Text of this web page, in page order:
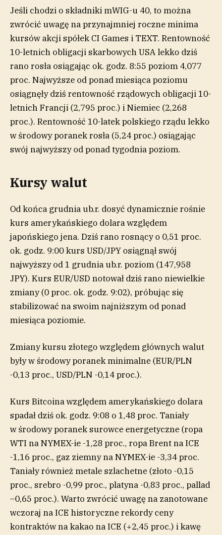
Jeśli chodzi o składniki mWIG-u 40, to można
zwrócić uwagę na przynajmniej roczne minima
kursów akcji spółek CI Games i TEXT. Rentowność
10-letnich obligacji skarbowych USA lekko dziś
rano rosła osiągając ok. godz. 8:55 poziom 4,077
proc. Najwyższe od ponad miesiąca poziomu
osiągnęły dziś rentowność rządowych obligacji 10-
letnich Francji (2,795 proc.) i Niemiec (2,268
proc.). Rentowność 10-latek polskiego rządu lekko
w środowy poranek rosła (5,24 proc.) osiągając
swój najwyższy od ponad tygodnia poziom.
Kursy walut
Od końca grudnia ub.r. dosyć dynamicznie rośnie
kurs amerykańskiego dolara względem
japońskiego jena. Dziś rano rosnący o 0,51 proc.
ok. godz. 9:00 kurs USD/JPY osiągnął swój
najwyższy od 1 grudnia ub.r. poziom (147,958
JPY). Kurs EUR/USD notował dziś rano niewielkie
zmiany (0 proc. ok. godz. 9:02), próbując się
stabilizować na swoim najniższym od ponad
miesiąca poziomie.
Zmiany kursu złotego względem głównych walut
były w środowy poranek minimalne (EUR/PLN
-0,13 proc., USD/PLN -0,14 proc.).
Kurs Bitcoina względem amerykańskiego dolara
spadał dziś ok. godz. 9:08 o 1,48 proc. Taniały
w środowy poranek surowce energetyczne (ropa
WTI na NYMEX-ie -1,28 proc., ropa Brent na ICE
-1,16 proc., gaz ziemny na NYMEX-ie -3,34 proc.
Taniały również metale szlachetne (złoto -0,15
proc., srebro -0,99 proc., platyna -0,83 proc., pallad
–0,65 proc.). Warto zwrócić uwagę na zanotowane
wczoraj na ICE historyczne rekordy ceny
kontraktów na kakao na ICE (+2,45 proc.) i kawę